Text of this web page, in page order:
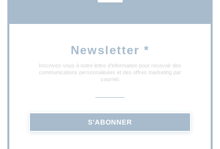
Newsletter *
Inscrivez-vous à notre lettre d'information pour recevoir des
communications personnalisées et des offres marketing par
courriel.
S'ABONNER